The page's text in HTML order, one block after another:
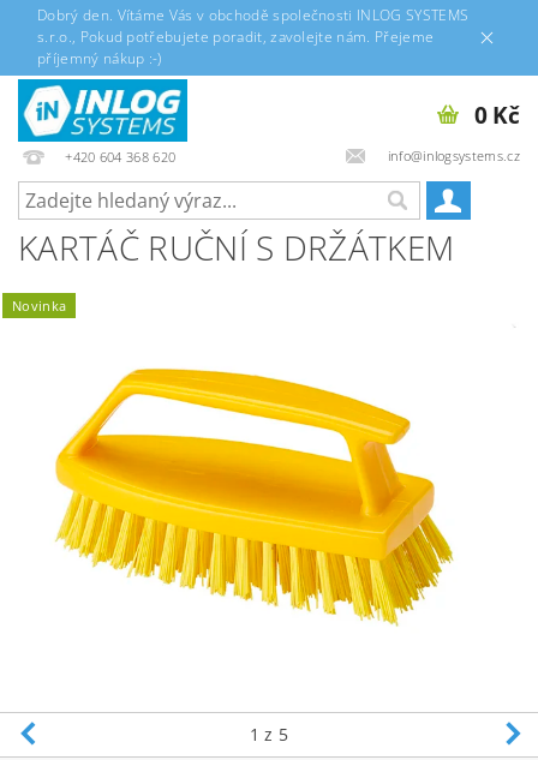
Dobrý den. Vítáme Vás v obchodě společnosti INLOG SYSTEMS
s.r.o., Pokud potřebujete poradit, zavolejte nám. Přejeme
příjemný nákup :-)
+420 604 368 620 info@inlogsystems.cz
0 Kč
KARTÁČ RUČNÍ S DRŽÁTKEM
Novinka
1 z 5